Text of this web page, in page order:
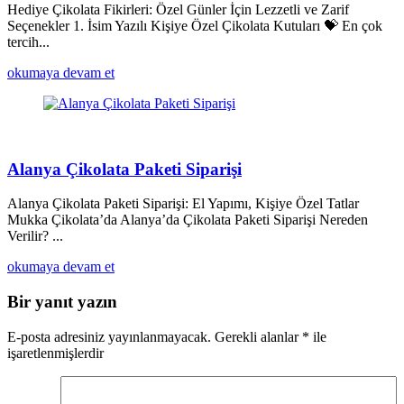
Hediye Çikolata Fikirleri: Özel Günler İçin Lezzetli ve Zarif
Seçenekler 1. İsim Yazılı Kişiye Özel Çikolata Kutuları 💝 En çok
tercih...
okumaya devam et
Alanya Çikolata Paketi Siparişi
Alanya Çikolata Paketi Siparişi: El Yapımı, Kişiye Özel Tatlar
Mukka Çikolata’da Alanya’da Çikolata Paketi Siparişi Nereden
Verilir? ...
okumaya devam et
Bir yanıt yazın
E-posta adresiniz yayınlanmayacak. Gerekli alanlar * ile
işaretlenmişlerdir